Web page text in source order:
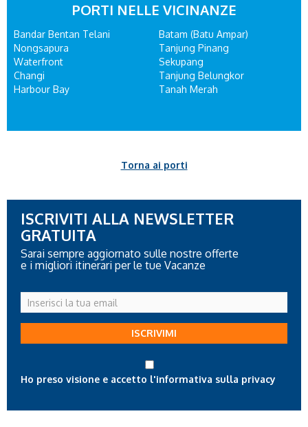
PORTI NELLE VICINANZE
Bandar Bentan Telani
Nongsapura
Waterfront
Changi
Harbour Bay
Batam (Batu Ampar)
Tanjung Pinang
Sekupang
Tanjung Belungkor
Tanah Merah
Torna ai porti
ISCRIVITI ALLA NEWSLETTER
GRATUITA
Sarai sempre aggiornato sulle nostre offerte
e i migliori itinerari per le tue Vacanze
Inserisci
la
tua
ISCRIVIMI
Ho preso visione e accetto l'informativa sulla privacy